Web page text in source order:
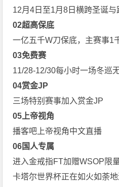
12月4日至1月8日横跨圣诞与
02超高保底
一亿五千W刀保底，主赛事1
03免费赛
11/28-12/30每小时一场冬巡
04赏金JP
三场特别赛事加入赏金JP
05 上帝视角
播客吧上帝视角中文直播
06国人专属
进入金戒指FT加赠WSOP限
卡塔尔世界杯正在如火如荼